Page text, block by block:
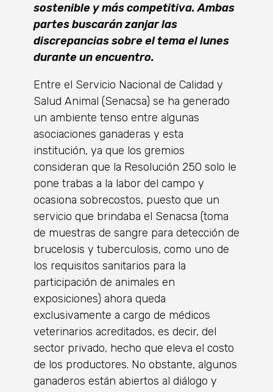
sostenible y más competitiva. Ambas
partes buscarán zanjar las
discrepancias sobre el tema el lunes
durante un encuentro.
Entre el Servicio Nacional de Calidad y
Salud Animal (Senacsa) se ha generado
un ambiente tenso entre algunas
asociaciones ganaderas y esta
institución, ya que los gremios
consideran que la Resolución 250 solo le
pone trabas a la labor del campo y
ocasiona sobrecostos, puesto que un
servicio que brindaba el Senacsa (toma
de muestras de sangre para detección de
brucelosis y tuberculosis, como uno de
los requisitos sanitarios para la
participación de animales en
exposiciones) ahora queda
exclusivamente a cargo de médicos
veterinarios acreditados, es decir, del
sector privado, hecho que eleva el costo
de los productores. No obstante, algunos
ganaderos están abiertos al diálogo y